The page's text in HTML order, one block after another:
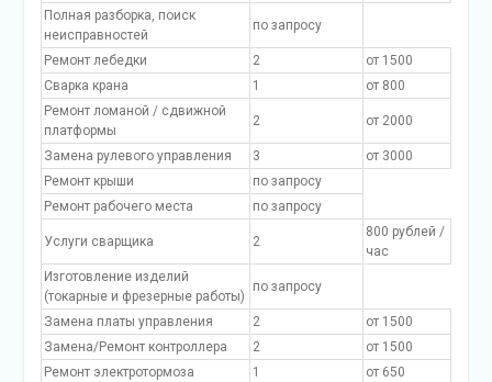
Полная разборка, поиск
неисправностей
по запросу
Ремонт лебедки 2
от 1500
Сварка крана
1
от 800
Ремонт ломаной / сдвижной
платформы
2 от 2000
Замена рулевого управления 3
от 3000
Ремонт крыши
по запросу
Ремонт рабочего места
по запросу
Услуги сварщика 2
800 рублей /
час
Изготовление изделий
(токарные и фрезерные работы)
по запросу
Замена платы управления 2
от 1500
Замена/Ремонт контроллера
2
от 1500
Ремонт электротормоза
1
от 650